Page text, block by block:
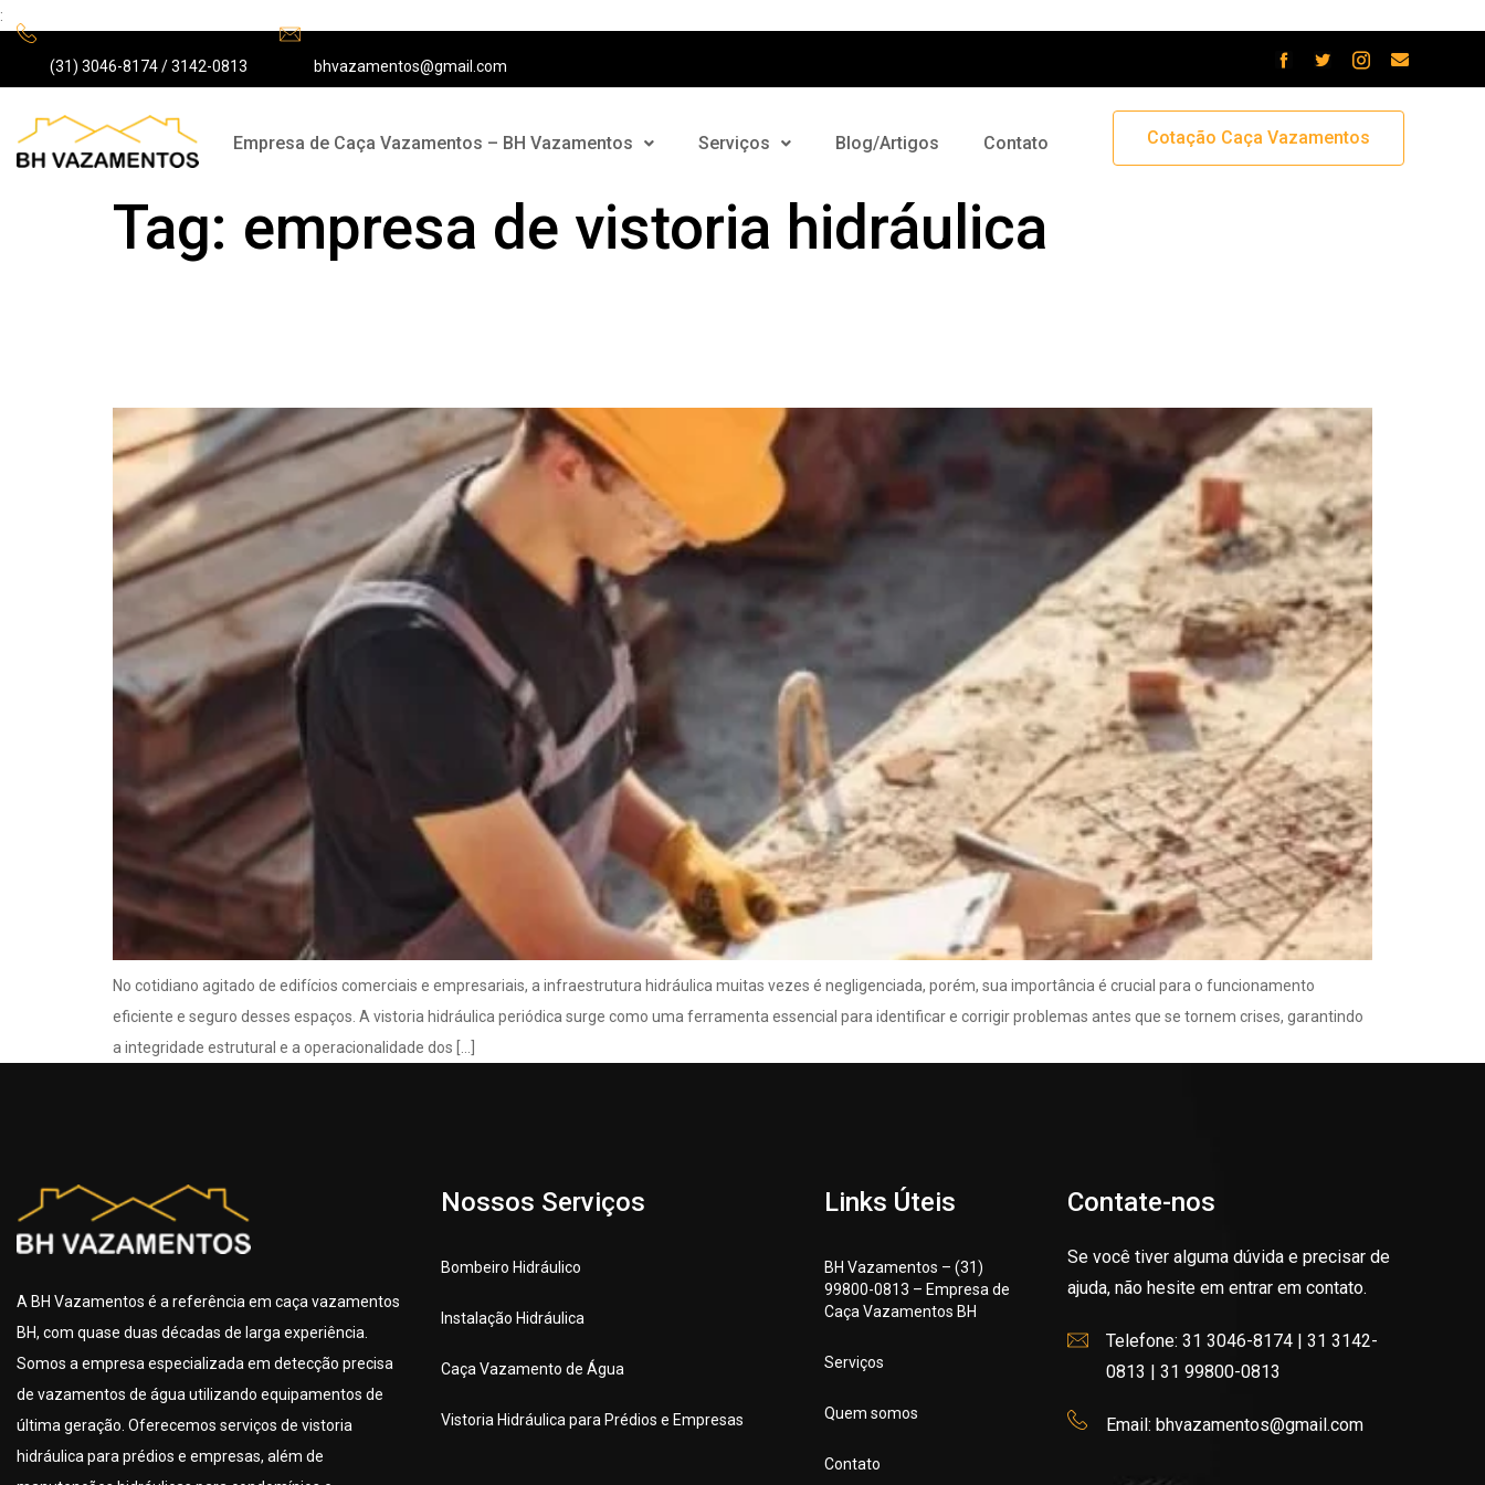
:
(31) 3046-8174 / 3142-0813 bhvazamentos@gmail.com
Empresa de Caça Vazamentos – BH Vazamentos Serviços Blog/Artigos Contato Cotação Caça Vazamentos
Tag: empresa de vistoria hidráulica
No cotidiano agitado de edifícios comerciais e empresariais, a infraestrutura hidráulica muitas vezes é negligenciada, porém, sua importância é crucial para o funcionamento
eficiente e seguro desses espaços. A vistoria hidráulica periódica surge como uma ferramenta essencial para identificar e corrigir problemas antes que se tornem crises, garantindo
a integridade estrutural e a operacionalidade dos […]
A BH Vazamentos é a referência em caça vazamentos
BH, com quase duas décadas de larga experiência.
Somos a empresa especializada em detecção precisa
de vazamentos de água utilizando equipamentos de
última geração. Oferecemos serviços de vistoria
hidráulica para prédios e empresas, além de
Nossos Serviços
Bombeiro Hidráulico
Instalação Hidráulica
Caça Vazamento de Água
Vistoria Hidráulica para Prédios e Empresas
Links Úteis
BH Vazamentos – (31)
99800-0813 – Empresa de
Caça Vazamentos BH
Serviços
Quem somos
Contato
Contate-nos
Se você tiver alguma dúvida e precisar de
ajuda, não hesite em entrar em contato.
Telefone: 31 3046-8174 | 31 3142-
0813 | 31 99800-0813
Email: bhvazamentos@gmail.com